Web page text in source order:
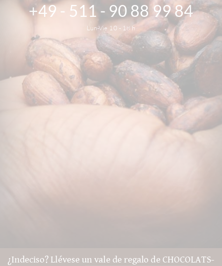
+49 - 511 - 90 88 99 84
Lun-Vie 10 - 18 h
¿Indeciso? Llévese un vale de regalo de CHOCOLATS-